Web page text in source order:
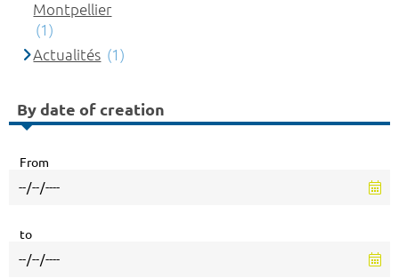
Montpellier
(1)
Actualités (1)
By date of creation
From
to